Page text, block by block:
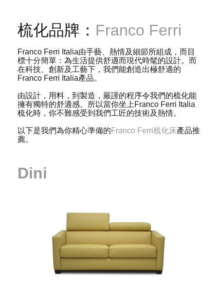
梳化品牌： Franco Ferri
Franco Ferri Italia由手藝、熱情及細節所組成，而目
標十分簡單：為生活提供舒適而現代時髦的設計。而
在科技、創新及工藝下，我們能創造出極舒適的
Franco Ferri Italia產品。
由設計，用料，到製造，嚴謹的程序令我們的梳化能
擁有獨特的舒適感。所以當你坐上Franco Ferri Italia
梳化時，你不難感受到我們工匠的技術及熱情。
以下是我們為你精心準備的 Franco Ferri梳化床產品推
薦。
Dini